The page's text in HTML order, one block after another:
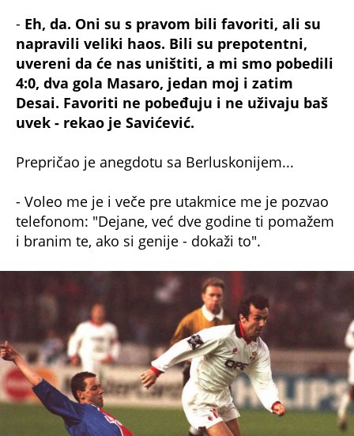
- Eh, da. Oni su s pravom bili favoriti, ali su
napravili veliki haos. Bili su prepotentni,
uvereni da će nas uništiti, a mi smo pobedili
4:0, dva gola Masaro, jedan moj i zatim
Desai. Favoriti ne pobeđuju i ne uživaju baš
uvek - rekao je Savićević.
Prepričao je anegdotu sa Berluskonijem...
- Voleo me je i veče pre utakmice me je pozvao
telefonom: "Dejane, već dve godine ti pomažem
i branim te, ako si genije - dokaži to".